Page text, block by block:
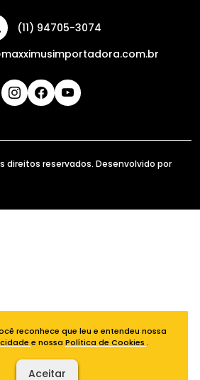
(11) 94705-3074
direitos reservados. Desenvolvido por
reconhece que leu e entendeu nossa
e nossa Política de Cookies .
Aceitar